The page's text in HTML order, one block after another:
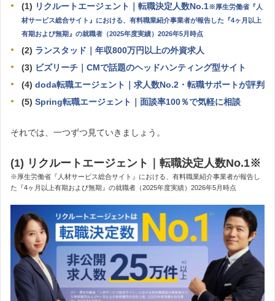
(1) リクルートエージェント｜転職決定人数No.1※厚生労働省『人
材サービス総合サイト』における、有料職業紹介事業者が報告した『4ヶ月以上
有期および無期』の就職者（2025年度実績）2026年5月時点
(2) ランスタッド｜年収800万円以上の外資求人
(3) ビズリーチ｜CMで話題のヘッドハンティング型サイト
(4) doda転職エージェント｜求人数No.2・転職サポートが評判
(5) Spring転職エージェント｜面談率100％で気軽に相談
それでは、一つずつ見ていきましょう。
(1) リクルートエージェント｜転職決定人数No.1※
※厚生労働省『人材サービス総合サイト』における、有料職業紹介事業者が報告し
た『4ヶ月以上有期および無期』の就職者（2025年度実績）2026年5月時点